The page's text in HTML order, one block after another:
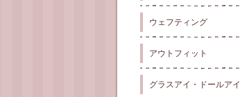
ウェフティング
アウトフィット
グラスアイ・ドールアイ